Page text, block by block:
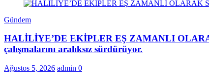
Gündem
HALİLİYE’DE EKİPLER EŞ ZAMANLI
çalışmalarını aralıksız sürdürüyor.
Ağustos 5, 2026 admin 0